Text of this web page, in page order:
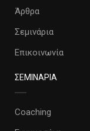
Άρθρα
Σεμινάρια
Επικοινωνία
ΣΕΜΙΝΑΡΙΑ
Coaching